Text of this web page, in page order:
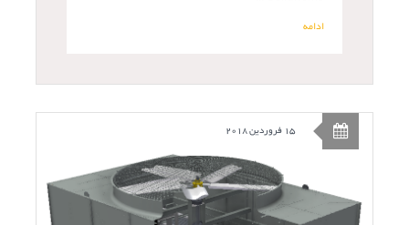
ادامه
15 فروردین 2018